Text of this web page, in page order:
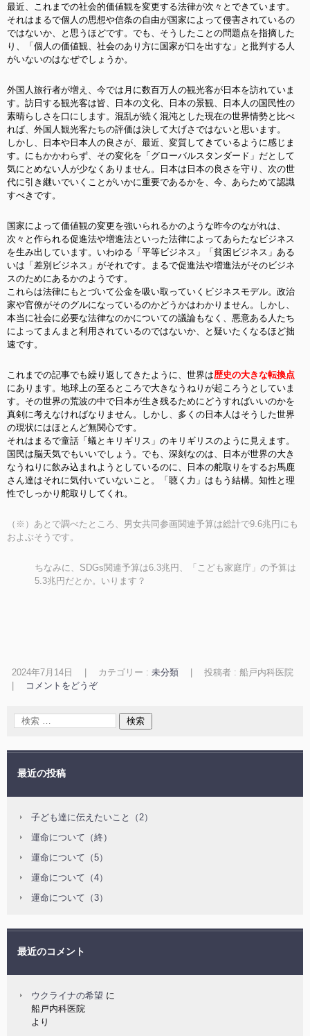
最近、これまでの社会的価値観を変更する法律が次々とできています。
それはまるで個人の思想や信条の自由が国家によって侵害されているの
ではないか、と思うほどです。でも、そうしたことの問題点を指摘した
り、「個人の価値観、社会のあり方に国家が口を出すな」と批判する人
がいないのはなぜでしょうか。
外国人旅行者が増え、今では月に数百万人の観光客が日本を訪れていま
す。訪日する観光客は皆、日本の文化、日本の景観、日本人の国民性の
素晴らしさを口にします。混乱が続く混沌とした現在の世界情勢と比べ
れば、外国人観光客たちの評価は決して大げさではないと思います。
しかし、日本や日本人の良さが、最近、変質してきているように感じま
す。にもかかわらず、その変化を「グローバルスタンダード」だとして
気にとめない人が少なくありません。日本は日本の良さを守り、次の世
代に引き継いでいくことがいかに重要であるかを、今、あらためて認識
すべきです。
国家によって価値観の変更を強いられるかのような昨今のながれは、
次々と作られる促進法や増進法といった法律によってあらたなビジネス
を生み出しています。いわゆる「平等ビジネス」「貧困ビジネス」ある
いは「差別ビジネス」がそれです。まるで促進法や増進法がそのビジネ
スのためにあるかのようです。
これらは法律にもとづいて公金を吸い取っていくビジネスモデル。政治
家や官僚がそのグルになっているのかどうかはわかりません。しかし、
本当に社会に必要な法律なのかについての議論もなく、悪意ある人たち
によってまんまと利用されているのではないか、と疑いたくなるほど拙
速です。
これまでの記事でも繰り返してきたように、世界は歴史の大きな転換点
にあります。地球上の至るところで大きなうねりが起ころうとしていま
す。その世界の荒波の中で日本が生き残るためにどうすればいいのかを
真剣に考えなければなりません。しかし、多くの日本人はそうした世界
の現状にはほとんど無関心です。
それはまるで童話「蟻とキリギリス」のキリギリスのように見えます。
国民は脳天気でもいいでしょう。でも、深刻なのは、日本が世界の大き
なうねりに飲み込まれようとしているのに、日本の舵取りをするお馬鹿
さん達はそれに気付いていないこと。「聴く力」はもう結構。知性と理
性でしっかり舵取りしてくれ。
（※）あとで調べたところ、男女共同参画関連予算は総計で9.6兆円にも
およぶそうです。
ちなみに、SDGs関連予算は6.3兆円、「こども家庭庁」の予算は
5.3兆円だとか。いります？
2024年7月14日 カテゴリー : 未分類
投稿者 : 船戸内科医院
コメントをどうぞ
最近の投稿
子ども達に伝えたいこと（2）
運命について（終）
運命について（5）
運命について（4）
運命について（3）
最近のコメント
ウクライナの希望 に
船戸内科医院
より